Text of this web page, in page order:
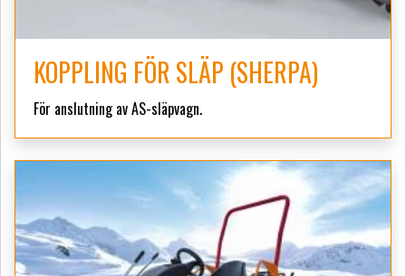
KOPPLING FÖR SLÄP (SHERPA)
För anslutning av AS-släpvagn.